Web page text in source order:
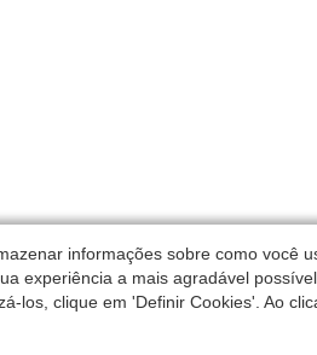
informações sobre como você
experiência a mais agradável
los, clique em 'Definir Cookies'. Ao